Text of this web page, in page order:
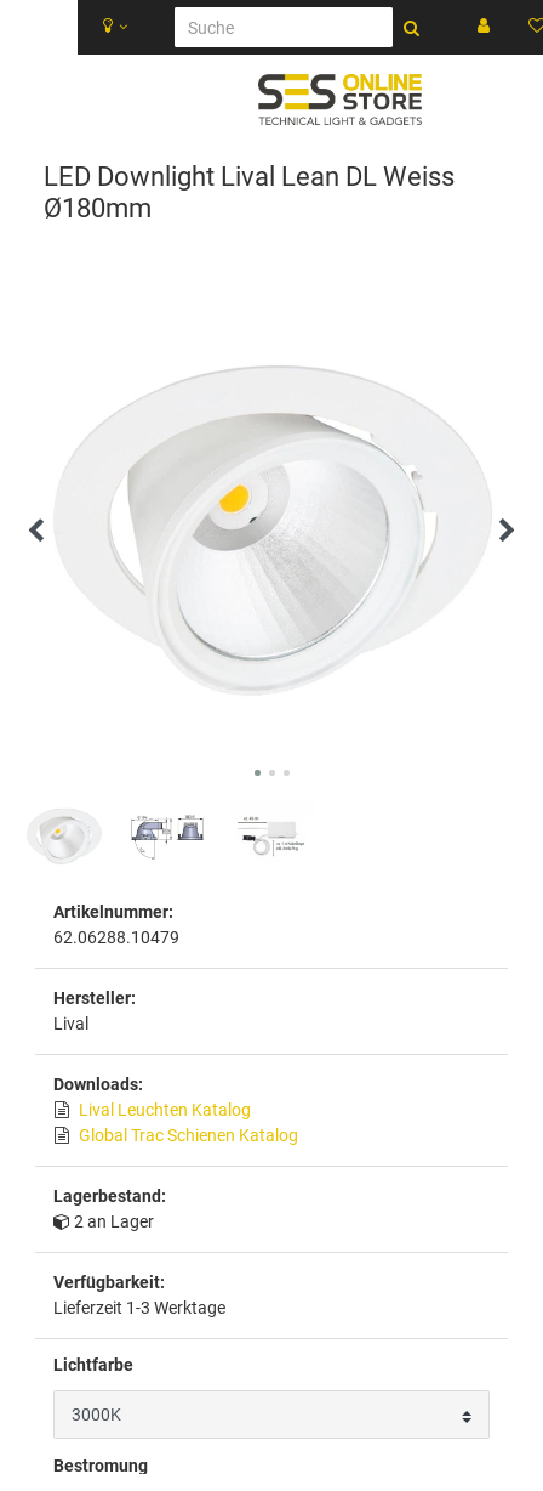
LED Downlight Lival Lean DL Weiss
Ø180mm
Artikelnummer:
62.06288.10479
Hersteller:
Lival
Downloads:
Lival Leuchten Katalog
Global Trac Schienen Katalog
Lagerbestand:
2 an Lager
Verfügbarkeit:
Lieferzeit 1-3 Werktage
Lichtfarbe
Bestromung